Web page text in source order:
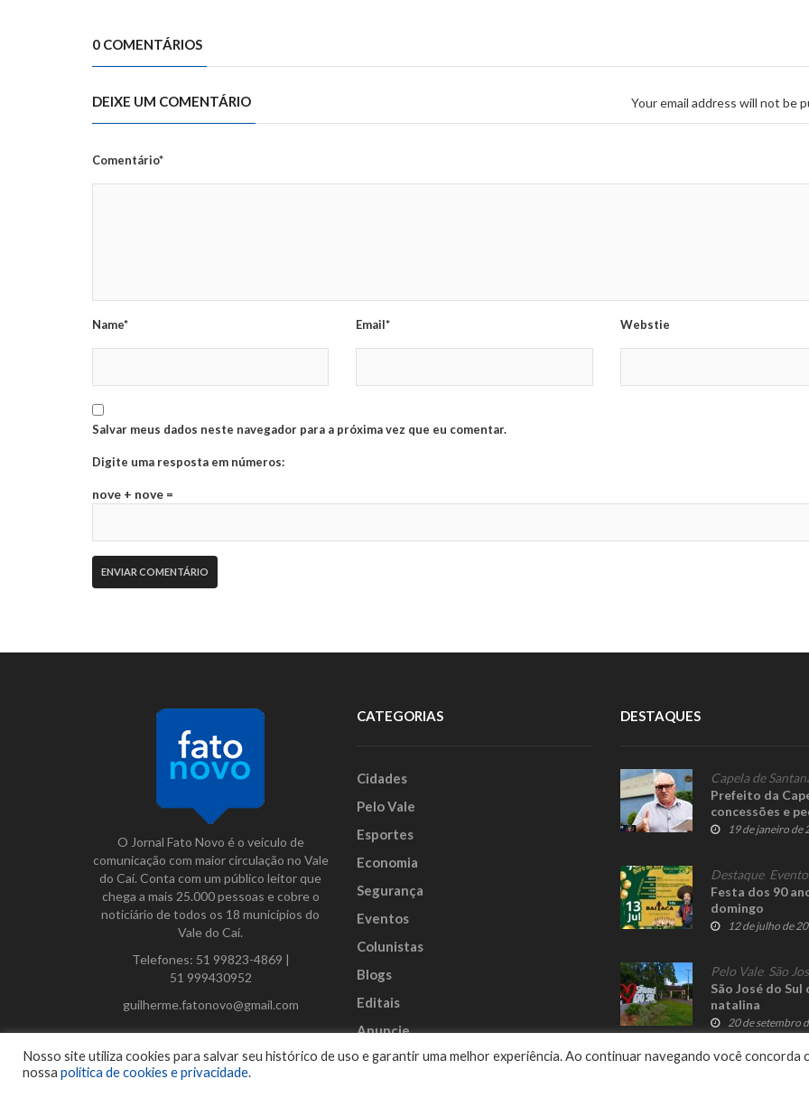
0 COMENTÁRIOS
DEIXE UM COMENTÁRIO Your email address will not be
Comentário*
Name* Email* Webstie
Salvar meus dados neste navegador para a próxima vez que eu comentar.
Digite uma resposta em números:
nove + nove =
O Jornal Fato Novo é o veículo de
comunicação com maior circulação no Vale
do Caí. Conta com um público leitor que
chega a mais 25.000 pessoas e cobre o
noticiário de todos os 18 municípios do
Vale do Caí.
Telefones: 51 99823-4869 |
51 999430952
guilherme.fatonovo@gmail.com
Facebook
Instagram
Twitter
CATEGORIAS
Cidades
Pelo Vale
Esportes
Economia
Segurança
Eventos
Colunistas
Blogs
Editais
Anuncie
DESTAQUES
Capela de
Prefeito da
concessões e
19 de janeiro de
Destaque,
Festa dos 90
domingo
12 de julho de
Pelo Vale, São
São José do
natalina
20 de setembro
Nosso site utiliza cookies para salvar seu histórico de uso e garantir uma melhor experiência. Ao continuar navegando você concorda
nossa política de cookies e privacidade.